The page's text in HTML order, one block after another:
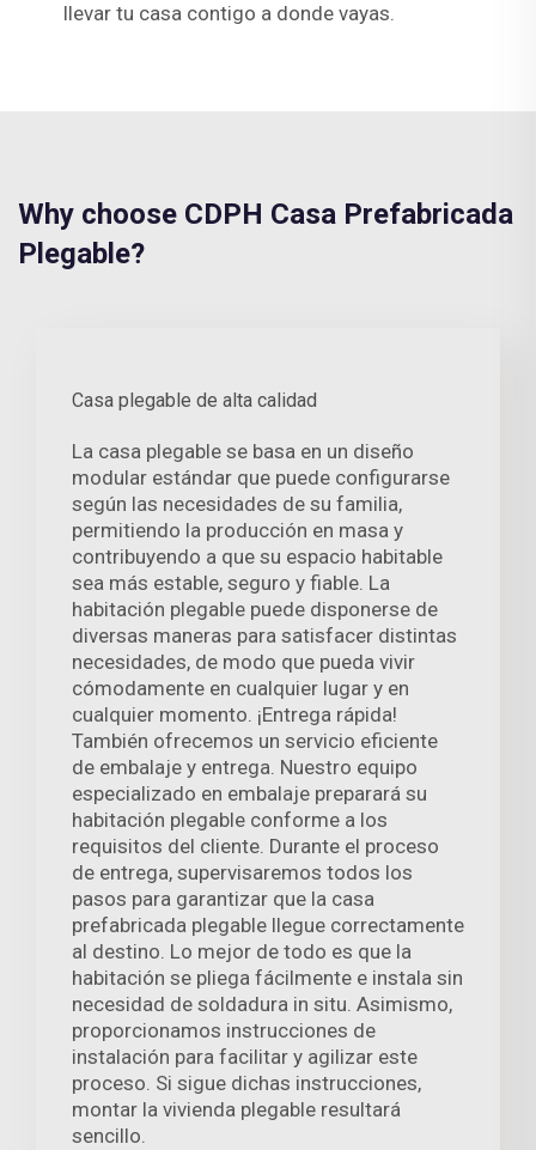
llevar tu casa contigo a donde vayas.
Why choose CDPH Casa Prefabricada
Plegable?
Casa plegable de alta calidad
La casa plegable se basa en un diseño
modular estándar que puede configurarse
según las necesidades de su familia,
permitiendo la producción en masa y
contribuyendo a que su espacio habitable
sea más estable, seguro y fiable. La
habitación plegable puede disponerse de
diversas maneras para satisfacer distintas
necesidades, de modo que pueda vivir
cómodamente en cualquier lugar y en
cualquier momento. ¡Entrega rápida!
También ofrecemos un servicio eficiente
de embalaje y entrega. Nuestro equipo
especializado en embalaje preparará su
habitación plegable conforme a los
requisitos del cliente. Durante el proceso
de entrega, supervisaremos todos los
pasos para garantizar que la casa
prefabricada plegable llegue correctamente
al destino. Lo mejor de todo es que la
habitación se pliega fácilmente e instala sin
necesidad de soldadura in situ. Asimismo,
proporcionamos instrucciones de
instalación para facilitar y agilizar este
proceso. Si sigue dichas instrucciones,
montar la vivienda plegable resultará
sencillo.